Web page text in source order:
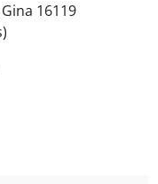
16119